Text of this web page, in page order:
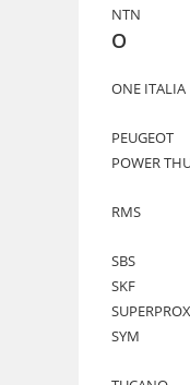
NTN
O
ONE ITALIA
PEUGEOT
POWER
RMS
SBS
SKF
SUPERPROX
SYM